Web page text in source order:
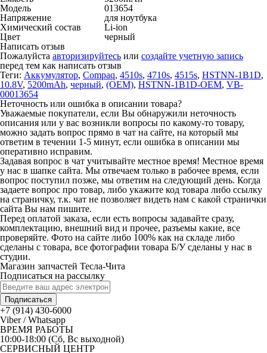
Модель
013654
Напряжение
для ноутбука
Химический состав
Li-ion
Цвет
черный
Написать отзыв
Пожалуйста авторизируйтесь или создайте учетную запись
перед тем как написать отзыв
Теги: Аккумулятор, Compaq, 4510s, 4710s, 4515s, HSTNN-1B1D,
10.8V, 5200mAh, черный, (OEM), HSTNN-1B1D-OEM, VB-
00013654
Неточность или ошибка в описании товара?
Уважаемые покупатели, если Вы обнаружили неточность
описания или у вас возникли вопросы по какому-то товару,
можно задать вопрос прямо в чат на сайте, на который мы
ответим в течении 1-5 минут, если ошибка в описании мы
оперативно исправим.
Задавая вопрос в чат учитывайте местное время! Местное время
у нас в шапке сайта. Мы отвечаем только в рабочее время, если
вопрос поступил позже, мы ответим на следующий день. Когда
задаете вопрос про товар, либо укажите код товара либо ссылку
на страничку, т.к. чат не позволяет видеть нам с какой странички
сайта Вы нам пишите.
Перед оплатой заказа, если есть вопросы задавайте сразу,
комплектацию, внешний вид и прочее, разъемы какие, все
проверяйте. Фото на сайте либо 100% как на складе либо
сделаны с товара, все фотографии товара Б/У сделаны у нас в
студии.
Магазин запчастей Тесла-Чита
Подписаться на рассылку
Подписаться
+7 (914) 430-6000
Viber / Whatsapp
ВРЕМЯ РАБОТЫ
10:00-18:00 (Сб, Вс выходной)
СЕРВИСНЫЙ ЦЕНТР